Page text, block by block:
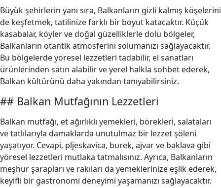
Büyük şehirlerin yanı sıra, Balkanların gizli kalmış köşelerini
de keşfetmek, tatilinize farklı bir boyut katacaktır. Küçük
kasabalar, köyler ve doğal güzelliklerle dolu bölgeler,
Balkanların otantik atmosferini solumanızı sağlayacaktır.
Bu bölgelerde yöresel lezzetleri tadabilir, el sanatları
ürünlerinden satın alabilir ve yerel halkla sohbet ederek,
Balkan kültürünü daha yakından tanıyabilirsiniz.
## Balkan Mutfağının Lezzetleri
Balkan mutfağı, et ağırlıklı yemekleri, börekleri, salataları
ve tatlılarıyla damaklarda unutulmaz bir lezzet şöleni
yaşatıyor. Cevapi, pljeskavica, burek, ajvar ve baklava gibi
yöresel lezzetleri mutlaka tatmalısınız. Ayrıca, Balkanların
meşhur şarapları ve rakıları da yemeklerinize eşlik ederek,
keyifli bir gastronomi deneyimi yaşamanızı sağlayacaktır.